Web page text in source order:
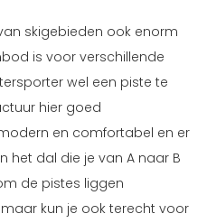
skigebieden ook enorm
is voor verschillende
wel een piste te
hier goed
en comfortabel en er
het dal die je van A naar B
de pistes liggen
kun je ook terecht voor